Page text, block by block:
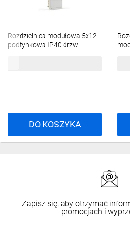
Rozdzielnica modułowa 5x12
podtynkowa IP40 drzwi
DO KOSZYKA
Zapisz się, aby otrzymać
promocjach i